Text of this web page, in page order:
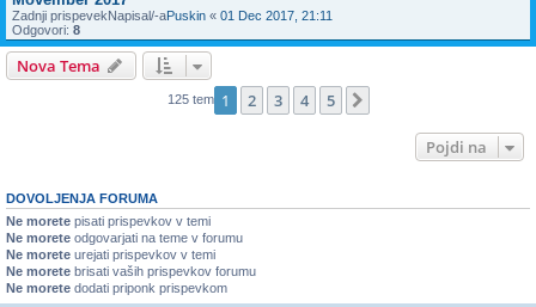
Zadnji prispevekNapisal/-aPuskin « 01 Dec 2017, 21:11
Odgovori: 8
Nova Tema
125 tem 1 2 3 4 5
Pojdi na
DOVOLJENJA FORUMA
Ne morete pisati prispevkov v temi
Ne morete odgovarjati na teme v forumu
Ne morete urejati prispevkov v temi
Ne morete brisati vaših prispevkov forumu
Ne morete dodati priponk prispevkom